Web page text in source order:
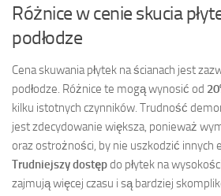
Różnice w cenie skucia
podłodze
Cena skuwania płytek na ścianach jest
podłodze. Różnice te mogą wynosić od
kilku istotnych czynników. Trudność
jest zdecydowanie większa, ponieważ
oraz ostrożności, by nie uszkodzić innych
Trudniejszy dostępdo płytek na
zajmują więcej czasu i są bardziej